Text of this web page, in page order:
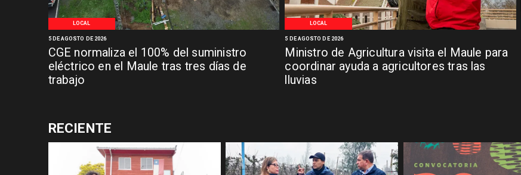
LOCAL
CGE normaliza el 100% del suministro
eléctrico en el Maule tras tres días de
trabajo
5 DE AGOSTO DE 2026
LOCAL
Ministro de Agricultura visita el Maule para
coordinar ayuda a agricultores tras las
lluvias
5 DE AGOSTO DE 2026
RECIENTE